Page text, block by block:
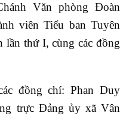
Văn phòng Đoàn
viên Tiểu ban Tuyên
thứ I, cùng các đồng
đồng chí: Phan Duy
trực Đảng ủy xã Vân